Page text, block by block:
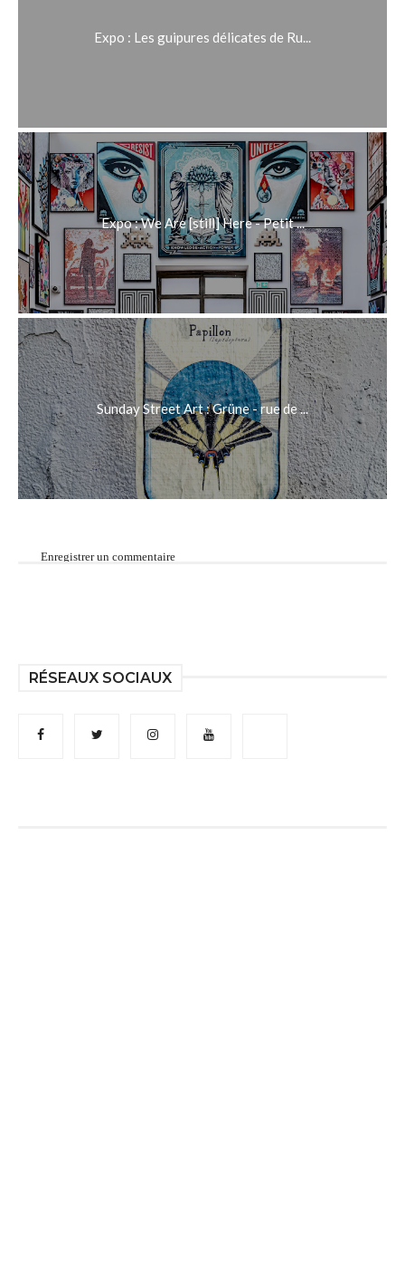
Expo : Les guipures délicates de Ru...
Expo : We Are [still] Here - Petit ...
Sunday Street Art : Grüne - rue de ...
Enregistrer un commentaire
RÉSEAUX SOCIAUX